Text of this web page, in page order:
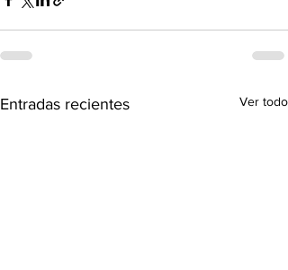
Entradas recientes Ver todo